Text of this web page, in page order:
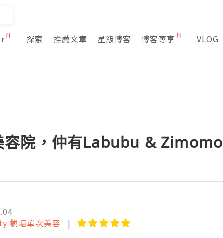
探索 推薦文章 星級博客 博客專享 VLOG
容院，仲有Labubu & Zimomo
觀塘單次美容